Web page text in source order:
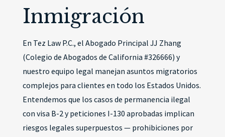
Inmigración
En Tez Law P.C., el Abogado Principal JJ Zhang
(Colegio de Abogados de California #326666) y
nuestro equipo legal manejan asuntos migratorios
complejos para clientes en todo los Estados Unidos.
Entendemos que los casos de permanencia ilegal
con visa B-2 y peticiones I-130 aprobadas implican
riesgos legales superpuestos — prohibiciones por